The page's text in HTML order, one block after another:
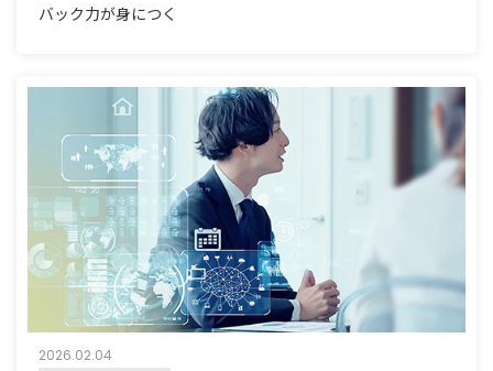
バック力が身につく
2026.02.04